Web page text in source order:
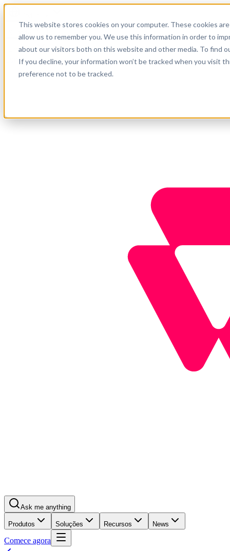
This website stores cookies on your computer. These cookies
allow us to remember you. We use this information in order to
about our visitors both on this website and other media. To find
If you decline, your information won’t be tracked when you visit
preference not to be tracked.
Suporte
Empresa
Comece agora
Ask me anything
Produtos Soluções Recursos News
Comece agora